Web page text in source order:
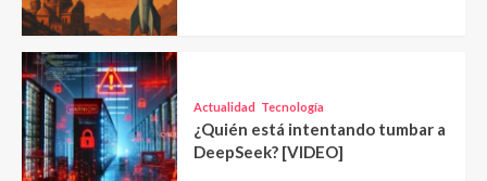
Actualidad Tecnología
¿Quién está intentando tumbar a
DeepSeek? [VIDEO]